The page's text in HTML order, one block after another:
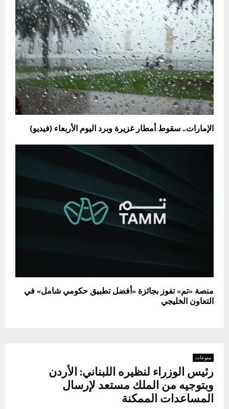
الإمارات.. سقوط أمطار غزيرة وبرد اليوم الأربعاء (فيديو)
منصة «تم» تفوز بجائزة «أفضل تطبيق حكومي شامل» في
التعاون الخليجي
منوعات
رئيس الوزراء لنظيره اللبناني: الأردن
وبتوجيه من الملك مستعد لإرسال
المساعدات الممكنة